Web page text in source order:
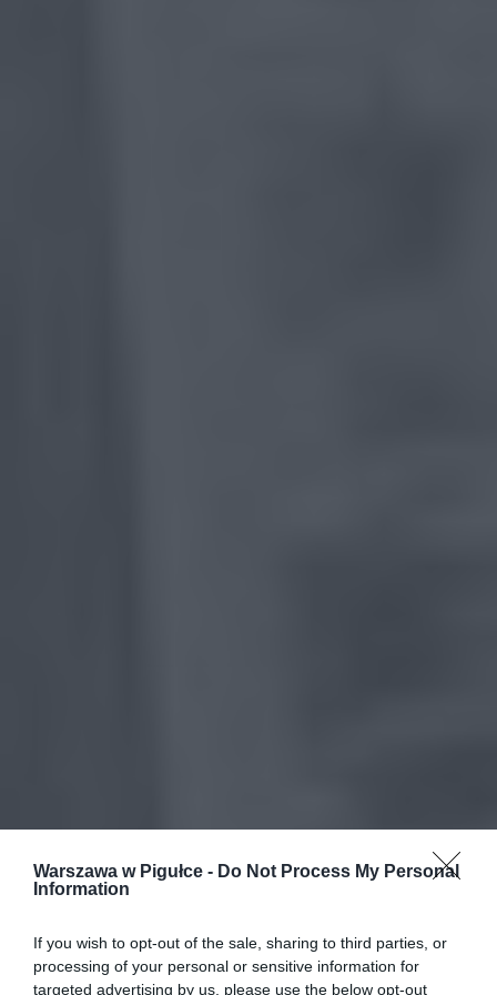
Warszawa w Pigułce - Do Not Process My Personal
Information
If you wish to opt-out of the sale, sharing to third parties, or
processing of your personal or sensitive information for
targeted advertising by us, please use the below opt-out